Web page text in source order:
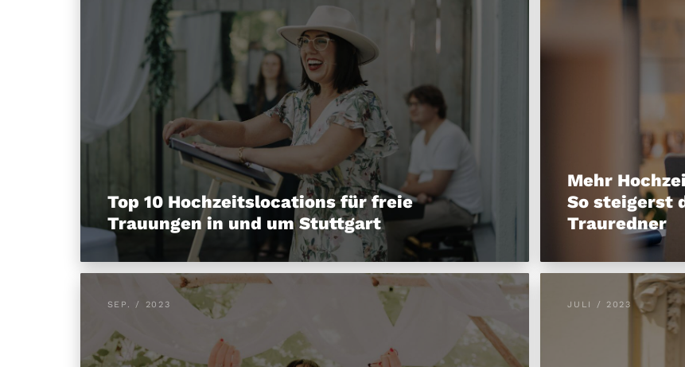
Top 10 Hochzeitslocations für freie
Trauungen in und um Stuttgart
Mehr
So steigerst
Trauredner
SEP. / 2023 JULI / 2023